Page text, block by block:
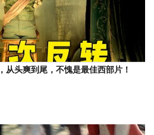
从头爽到尾，不愧是最佳西部片！